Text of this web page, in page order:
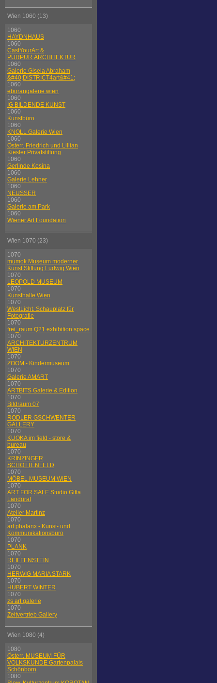
Wien 1060 (13)
1060
HAYDNHAUS
1060
CastYourArt &
PURPUR.ARCHITEKTUR
1060
Galerie Gisela Abraham
&#40;DISTRICT4art&#41;
1060
eborangalerie wien
1060
IG BILDENDE KUNST
1060
Kunstbüro
1060
KNOLL Galerie Wien
1060
Österr. Friedrich und Lillian
Kiesler Privatstiftung
1060
Gerlinde Kosina
1060
Galerie Lehner
1060
NEUSSER
1060
Galerie am Park
1060
Wiener Art Foundation
Wien 1070 (23)
1070
mumok Museum moderner
Kunst Stiftung Ludwig Wien
1070
LEOPOLD MUSEUM
1070
Kunsthalle Wien
1070
WestLicht. Schauplatz für
Fotografie
1070
frei_raum Q21 exhibition space
1070
ARCHITEKTURZENTRUM
WIEN
1070
ZOOM - Kindermuseum
1070
Galerie AMART
1070
ARTBITS Galerie & Edition
1070
Bildraum 07
1070
RODLER GSCHWENTER
GALLERY
1070
KUOKA im field - store &
bureau
1070
KRINZINGER
SCHOTTENFELD
1070
MÖBEL MUSEUM WIEN
1070
ART FOR SALE Studio Gitta
Landgraf
1070
Atelier Martinz
1070
art:phalanx - Kunst- und
Kommunikationsbüro
1070
PLANK
1070
REIFFENSTEIN
1070
HERWIG MARIA STARK
1070
HUBERT WINTER
1070
zs art galerie
1070
Zeitvertrieb Gallery
Wien 1080 (4)
1080
Österr. MUSEUM FÜR
VOLKSKUNDE Gartenpalais
Schönborn
1080